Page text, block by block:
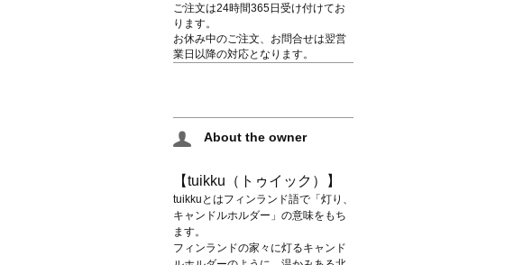
ご注文は24時間365日受け付けてお
ります。
お休み中のご注文、お問合せは翌営
業日以降の対応となります。
About the owner
【tuikku（トゥイック）】
tuikkuとはフィンランド語で「灯り、
キャンドルホルダー」の意味をもち
ます。
フィンランドの家々に灯るキャンド